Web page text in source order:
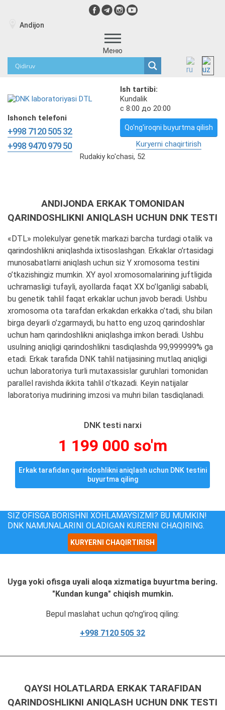
Andijon
Меню
Ish tartibi:
Kundalik
с 8:00 до 20:00
Ishonch telefoni
+998 7120 505 32
+998 9470 979 50
Qo'ng'iroqni buyurtma qilish
Kuryerni chaqirtirish
Rudakiy ko'chasi, 52
ANDIJONDA ERKAK TOMONIDAN
QARINDOSHLIKNI ANIQLASH UCHUN DNK TESTI
«DTL» molekulyar genetik markazi barcha turdagi otalik va
qarindoshlikni aniqlashda ixtisoslashgan. Erkaklar o’rtasidagi
munosabatlarni aniqlash uchun siz Y xromosoma testini
o’tkazishingiz mumkin. XY ayol xromosomalarining juftligida
uchramasligi tufayli, ayollarda faqat XX bo’lganligi sababli,
bu genetik tahlil faqat erkaklar uchun javob beradi. Ushbu
xromosoma ota tarafdan erkakdan erkakka o’tadi, shu bilan
birga deyarli o’zgarmaydi, bu hatto eng uzoq qarindoshlar
uchun ham qarindoshlikni aniqlashga imkon beradi. Ushbu
usulning aniqligi qarindoshlikni tasdiqlashda 99,999999% ga
etadi. Erkak tarafida DNK tahlil natijasining mutlaq aniqligi
uchun laboratoriya turli mutaxassislar guruhlari tomonidan
parallel ravishda ikkita tahlil o’tkazadi. Keyin natijalar
laboratoriya mudirining imzosi va muhri bilan tasdiqlanadi.
DNK testi narxi
1 199 000 so'm
Erkak tarafidan qarindoshlikni aniqlash uchun DNK testini
buyurtma qiling
SIZ OFISGA BORISHNI XOHLAMAYSIZMI? BU MUMKIN!
DNK NAMUNALARINI OLADIGAN KURERNI CHAQIRING.
KURYERNI CHAQIRTIRISH
Uyga yoki ofisga uyali aloqa xizmatiga buyurtma bering.
"Kundan kunga" chiqish mumkin.
Bepul maslahat uchun qo'ng'iroq qiling:
+998 7120 505 32
QAYSI HOLATLARDA ERKAK TARAFIDAN
QARINDOSHLIKNI ANIQLASH UCHUN DNK TESTI